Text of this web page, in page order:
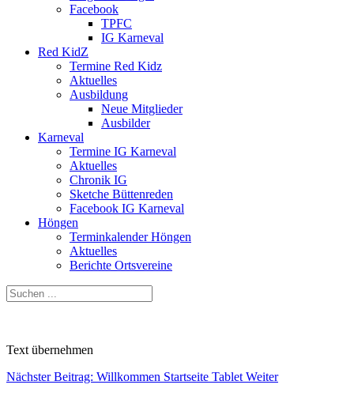
Facebook
TPFC
IG Karneval
Red KidZ
Termine Red Kidz
Aktuelles
Ausbildung
Neue Mitglieder
Ausbilder
Karneval
Termine IG Karneval
Aktuelles
Chronik IG
Sketche Büttenreden
Facebook IG Karneval
Höngen
Terminkalender Höngen
Aktuelles
Berichte Ortsvereine
Text übernehmen
Nächster Beitrag: Willkommen Startseite Tablet Weiter